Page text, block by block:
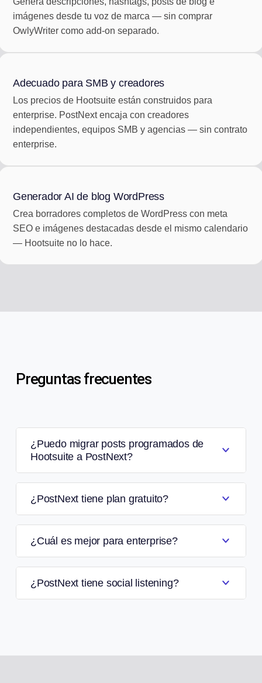
imágenes desde tu voz de marca — sin comprar
OwlyWriter como add-on separado.
Adecuado para SMB y creadores
Los precios de Hootsuite están construidos para
enterprise. PostNext encaja con creadores
independientes, equipos SMB y agencias — sin contrato
enterprise.
Generador AI de blog WordPress
Crea borradores completos de WordPress con meta
SEO e imágenes destacadas desde el mismo calendario
— Hootsuite no lo hace.
Preguntas frecuentes
¿Puedo migrar posts programados de
Hootsuite a PostNext?
¿PostNext tiene plan gratuito?
¿Cuál es mejor para enterprise?
¿PostNext tiene social listening?